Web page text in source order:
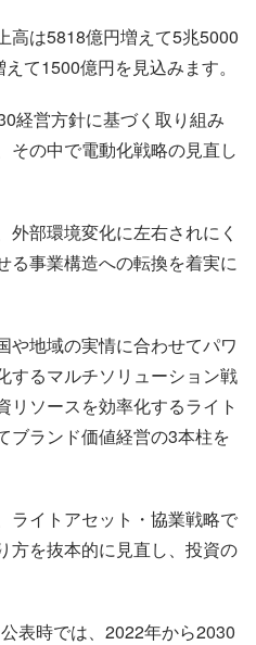
高は5818億円増えて5兆5000
て1500億円を見込みます。
経営方針に基づく取り組み
その中で電動化戦略の見直し
部環境変化に左右されにく
る事業構造への転換を着実に
地域の実情に合わせてパワ
するマルチソリューション戦
リソースを効率化するライト
ブランド価値経営の3本柱を
ライトアセット・協業戦略で
方を抜本的に見直し、投資の
表時では、2022年から2030